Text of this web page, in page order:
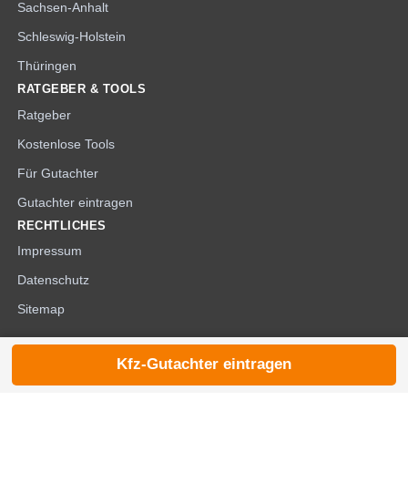
Sachsen-Anhalt
Schleswig-Holstein
Thüringen
RATGEBER & TOOLS
Ratgeber
Kostenlose Tools
Für Gutachter
Gutachter eintragen
RECHTLICHES
Impressum
Datenschutz
Sitemap
© 2026 die-kfzgutachter.de
Kfz-Gutachter eintragen